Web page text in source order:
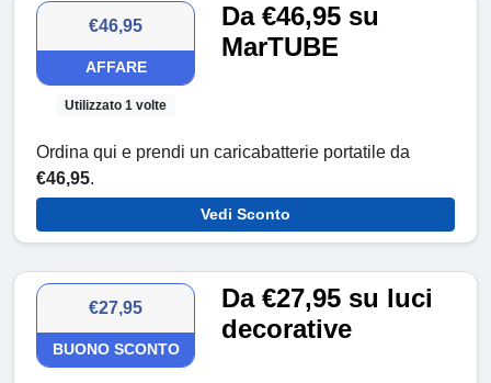
€46,95
AFFARE
Utilizzato 1 volte
Da €46,95 su
MarTUBE
Ordina qui e prendi un caricabatterie portatile da
€46,95.
Vedi Sconto
€27,95
BUONO SCONTO
Da €27,95 su luci
decorative